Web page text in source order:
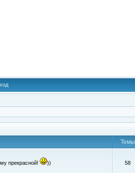
Темы
прекрасной!
))
58